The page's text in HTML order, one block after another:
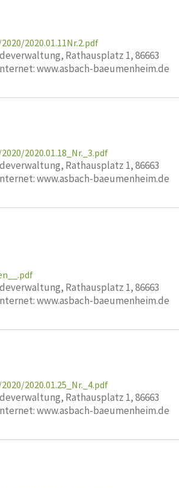
2020.01.11Nr.2.pdf
Rathausplatz 1, 86663
www.asbach-baeumenheim.de
2020.01.18_Nr._3.pdf
Rathausplatz 1, 86663
www.asbach-baeumenheim.de
Rathausplatz 1, 86663
www.asbach-baeumenheim.de
2020.01.25_Nr._4.pdf
Rathausplatz 1, 86663
www.asbach-baeumenheim.de